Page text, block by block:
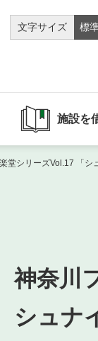
文字サイズ 標
施設を
シリーズVol.17 「シ
神奈川
シュナ